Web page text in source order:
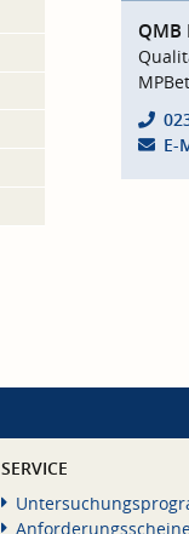
E-
SERVICE